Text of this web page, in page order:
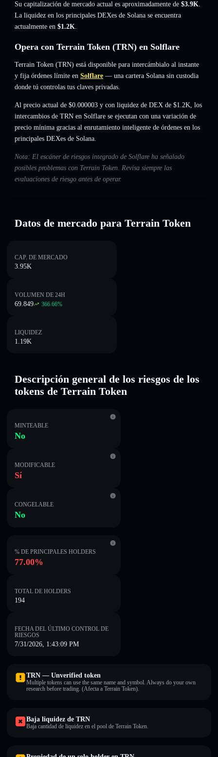
Su capitalización de mercado actual es aproximadamente de $3.9K.
La liquidez en los principales DEXes de Solana se encuentra
actualmente en $1.2K.
Opera con Terrain Token (TRN) en Solflare
Terrain Token (TRN) está disponible para intercámbialo al instante
y fija órdenes límite en Solflare — una cartera Solana sin custodia
donde tú controlas tus claves privadas.
Al precio actual de $0.000003 y con liquidez de DEX de $1.2K, los
intercambios de TRN en Solflare se ejecutan con una variación de
precio mínima gracias al enrutamiento inteligente de órdenes en los
principales DEXes de Solana.
Nota: El escáner de riesgos integrado de Solflare ha señalado
posibles problemas con Terrain Token. Revisa siempre las
evaluaciones de riesgo antes de operar.
Datos de mercado para Terrain Token
CAP. DE MERCADO
3.95K
VOLUMEN DE 24H
69.849 366.66%
LIQUIDEZ
1.19K
Descripción general de los riesgos de los
tokens de Terrain Token
MINTEABLE
No
MODIFICABLE
Sí
CONGELABLE
No
% DE PRINCIPALES HOLDERS
77.00%
TOTAL DE HOLDERS
194
FECHA DEL ÚLTIMO CONTROL DE
RIESGOS
7/31/2026, 1:43:09 PM
TRN — Unverified token
Multiple tokens can use the same name and symbol. Always do your own
research before trading. (Afecta a Terrain Token).
Baja liquidez de TRN
Baja cantidad de liquidez en el pool de Terrain Token.